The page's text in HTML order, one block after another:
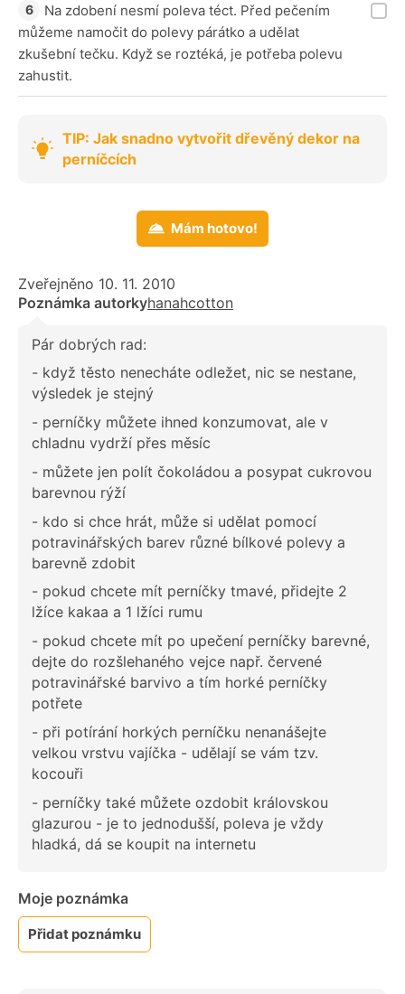
Na zdobení nesmí poleva téct. Před pečením
můžeme namočit do polevy párátko a udělat
zkušební tečku. Když se roztéká, je potřeba polevu
zahustit.
TIP: Jak snadno vytvořit dřevěný dekor na
perníčcích
Mám hotovo!
Zveřejněno 10. 11. 2010
Poznámka autorkyhanahcotton
Pár dobrých rad:
- když těsto nenecháte odležet, nic se nestane,
výsledek je stejný
- perníčky můžete ihned konzumovat, ale v
chladnu vydrží přes měsíc
- můžete jen polít čokoládou a posypat cukrovou
barevnou rýží
- kdo si chce hrát, může si udělat pomocí
potravinářských barev různé bílkové polevy a
barevně zdobit
- pokud chcete mít perníčky tmavé, přidejte 2
lžíce kakaa a 1 lžíci rumu
- pokud chcete mít po upečení perníčky barevné,
dejte do rozšlehaného vejce např. červené
potravinářské barvivo a tím horké perníčky
potřete
- při potírání horkých perníčku nenanášejte
velkou vrstvu vajíčka - udělají se vám tzv.
kocouři
- perníčky také můžete ozdobit královskou
glazurou - je to jednodušší, poleva je vždy
hladká, dá se koupit na internetu
Moje poznámka
Přidat poznámku